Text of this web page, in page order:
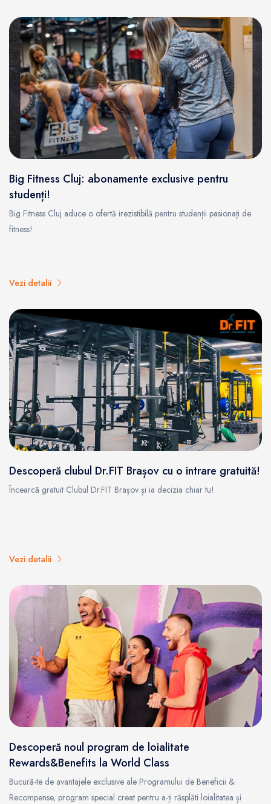
Big Fitness Cluj: abonamente exclusive pentru
studenți!
Big Fitness Cluj aduce o ofertă irezistibilă pentru studenții pasionați de
fitness!
Vezi detalii
Descoperă clubul Dr.FIT Brașov cu o intrare gratuită!
Încearcă gratuit Clubul Dr.FIT Brașov și ia decizia chiar tu!
Vezi detalii
Descoperă noul program de loialitate
Rewards&Benefits la World Class
Bucură-te de avantajele exclusive ale Programului de Beneficii &
Recompense, program special creat pentru a-ți răsplăti loialitatea și